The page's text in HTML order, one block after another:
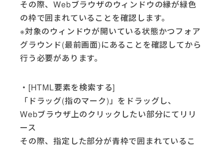
その際、Webブラウザのウィンドウの縁が緑色
の枠で囲まれていることを確認します。
※対象のウィンドウが開いている状態かつフォア
グラウンド(最前画面)にあることを確認してから
行う必要があります。
・[HTML要素を検索する]
「ドラッグ(指のマーク)」をドラッグし、
Webブラウザ上のクリックしたい部分にてリリ
ース
その際、指定した部分が青枠で囲まれているこ